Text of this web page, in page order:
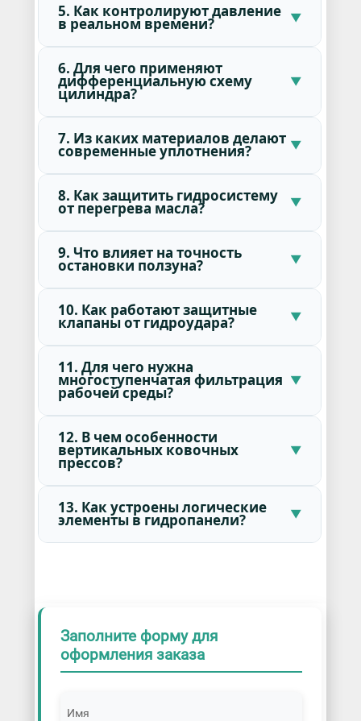
5. Как контролируют давление
в реальном времени?
6. Для чего применяют
дифференциальную схему
цилиндра?
7. Из каких материалов делают
современные уплотнения?
8. Как защитить гидросистему
от перегрева масла?
9. Что влияет на точность
остановки ползуна?
10. Как работают защитные
клапаны от гидроудара?
11. Для чего нужна
многоступенчатая фильтрация
рабочей среды?
12. В чем особенности
вертикальных ковочных
прессов?
13. Как устроены логические
элементы в гидропанели?
Заполните форму для
оформления заказа
Имя